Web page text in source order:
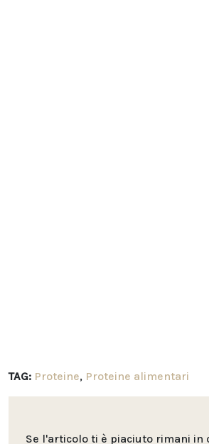
TAG: Proteine, Proteine alimentari
Se l'articolo ti è piaciuto rimani in